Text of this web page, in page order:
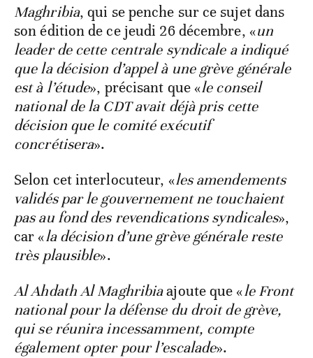
Maghribia, qui se penche sur ce sujet dans
son édition de ce jeudi 26 décembre, «un
leader de cette centrale syndicale a indiqué
que la décision d’appel à une grève générale
est à l’étude», précisant que «le conseil
national de la CDT avait déjà pris cette
décision que le comité exécutif
concrétisera».
Selon cet interlocuteur, «les amendements
validés par le gouvernement ne touchaient
pas au fond des revendications syndicales»,
car «la décision d’une grève générale reste
très plausible».
Al Ahdath Al Maghribiaajoute que «le Front
national pour la défense du droit de grève,
qui se réunira incessamment, compte
également opter pour l’escalade».